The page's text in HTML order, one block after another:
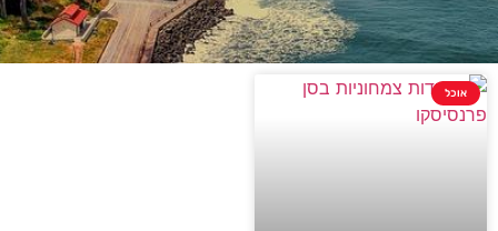
אוכל